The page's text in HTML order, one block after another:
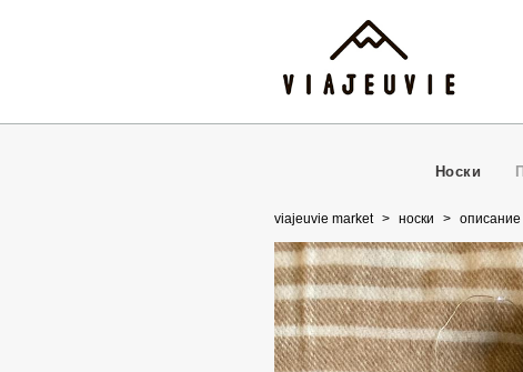
Носки
viajeuvie market > носки >